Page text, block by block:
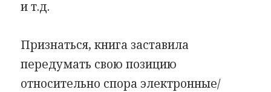
и т.д.
Признаться, книга заставила
передумать свою позицию
относительно спора электронные/